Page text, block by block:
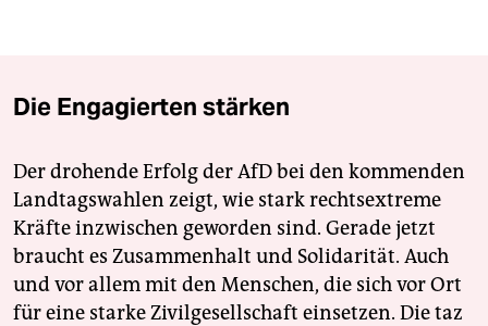
Die Engagierten stärken
Der drohende Erfolg der AfD bei den kommenden
Landtagswahlen zeigt, wie stark rechtsextreme
Kräfte inzwischen geworden sind. Gerade jetzt
braucht es Zusammenhalt und Solidarität. Auch
und vor allem mit den Menschen, die sich vor Ort
für eine starke Zivilgesellschaft einsetzen. Die taz